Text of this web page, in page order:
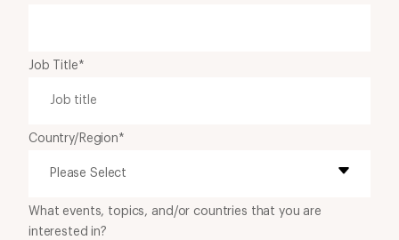
Job Title*
Country/Region*
What events, topics, and/or countries that you are
interested in?